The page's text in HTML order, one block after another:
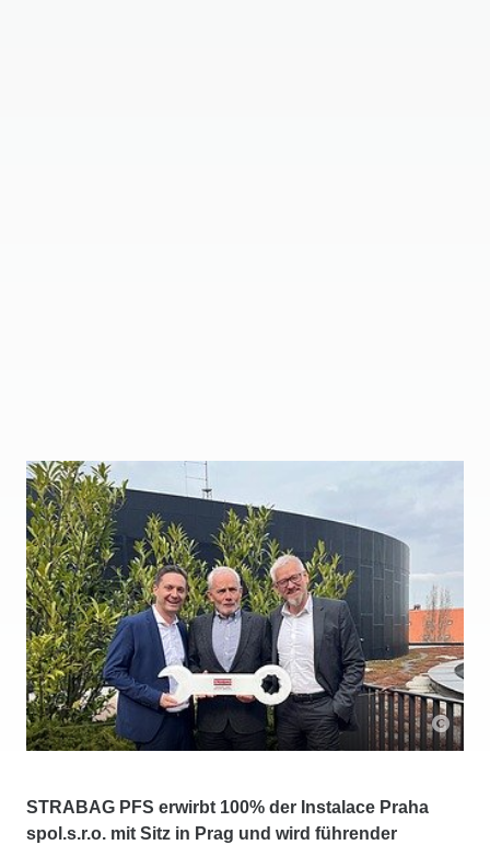
STRABAG PFS erwirbt 100% der Instalace Praha
spol.s.r.o. mit Sitz in Prag und wird führender